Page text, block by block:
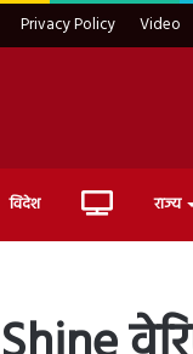
Privacy Policy Video
विदेश Live राज्य